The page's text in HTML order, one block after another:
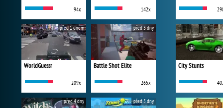
94x 142x
WorldGuessr
209x
před 1 dnem
Battle Shot Elite
265x
před 3 dny
před 4 dny před 5 dny
City Stunts